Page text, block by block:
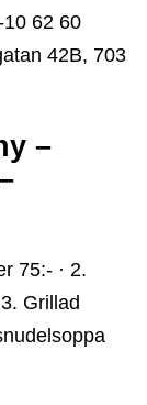
62 60
42B, 703
–
75:- · 2.
Grillad